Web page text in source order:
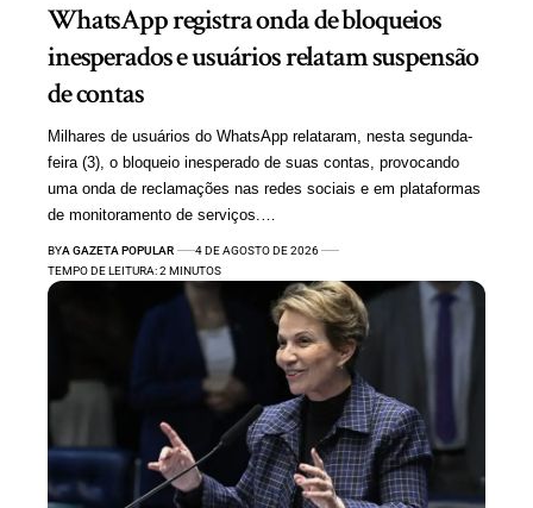
WhatsApp registra onda de bloqueios
inesperados e usuários relatam suspensão
de contas
Milhares de usuários do WhatsApp relataram, nesta segunda-
feira (3), o bloqueio inesperado de suas contas, provocando
uma onda de reclamações nas redes sociais e em plataformas
de monitoramento de serviços.…
BYA GAZETA POPULAR
4 DE AGOSTO DE 2026
TEMPO DE LEITURA: 2 MINUTOS